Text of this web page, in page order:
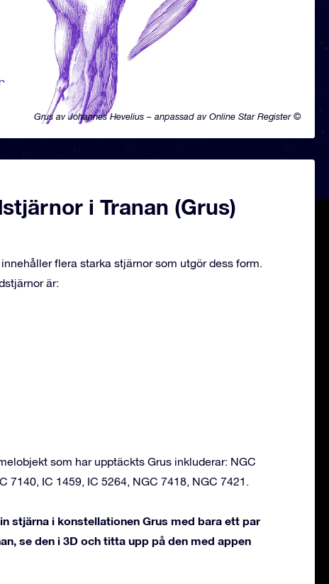
Grus av Johannes Hevelius – anpassad av Online Star Register ©
i Tranan (Grus)
flera starka stjärnor som utgör dess form.
är:
som har upptäckts Grus inkluderar: NGC
7140, IC 1459, IC 5264, NGC 7418, NGC 7421.
stjärna i konstellationen Grus med bara ett par
se den i 3D och titta upp på den med appen